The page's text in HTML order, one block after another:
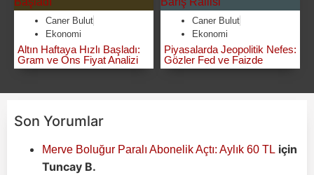
Caner Bulut
Ekonomi
Altın Haftaya Hızlı Başladı:
Gram ve Ons Fiyat Analizi
Caner Bulut
Ekonomi
Piyasalarda Jeopolitik Nefes:
Gözler Fed ve Faizde
Son Yorumlar
Merve Boluğur Paralı Abonelik Açtı: Aylık 60 TL için
Tuncay B.